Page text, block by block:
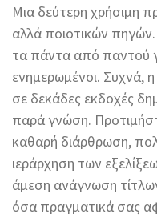
Μια δεύτερη χρήσιμη
αλλά ποιοτικών πηγών.
τα πάντα από παντού
ενημερωμένοι. Συχνά,
σε δεκάδες εκδοχές
παρά γνώση.
καθαρή διάρθρωση,
ιεράρχηση των
άμεση ανάγνωση
όσα πραγματικά σας